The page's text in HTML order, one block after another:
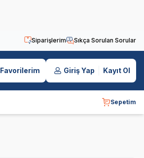
Siparişlerim Sıkça Sorulan Sorular
Favorilerim Giriş Yap Kayıt Ol
Sepetim